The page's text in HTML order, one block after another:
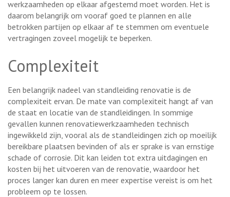
werkzaamheden op elkaar afgestemd moet worden. Het is
daarom belangrijk om vooraf goed te plannen en alle
betrokken partijen op elkaar af te stemmen om eventuele
vertragingen zoveel mogelijk te beperken.
Complexiteit
Een belangrijk nadeel van standleiding renovatie is de
complexiteit ervan. De mate van complexiteit hangt af van
de staat en locatie van de standleidingen. In sommige
gevallen kunnen renovatiewerkzaamheden technisch
ingewikkeld zijn, vooral als de standleidingen zich op moeilijk
bereikbare plaatsen bevinden of als er sprake is van ernstige
schade of corrosie. Dit kan leiden tot extra uitdagingen en
kosten bij het uitvoeren van de renovatie, waardoor het
proces langer kan duren en meer expertise vereist is om het
probleem op te lossen.